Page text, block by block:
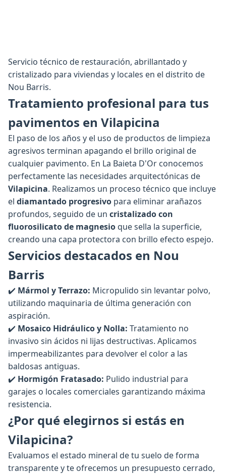
Servicio técnico de restauración, abrillantado y
cristalizado para viviendas y locales en el distrito de
Nou Barris.
Tratamiento profesional para tus
pavimentos en Vilapicina
El paso de los años y el uso de productos de limpieza
agresivos terminan apagando el brillo original de
cualquier pavimento. En La Baieta D'Or conocemos
perfectamente las necesidades arquitectónicas de
Vilapicina. Realizamos un proceso técnico que incluye
el diamantado progresivo para eliminar arañazos
profundos, seguido de un cristalizado con
fluorosilicato de magnesioque sella la superficie,
creando una capa protectora con brillo efecto espejo.
Servicios destacados en Nou
Barris
✔️ Mármol y Terrazo: Micropulido sin levantar polvo,
utilizando maquinaria de última generación con
aspiración.
✔️ Mosaico Hidráulico y Nolla: Tratamiento no
invasivo sin ácidos ni lijas destructivas. Aplicamos
impermeabilizantes para devolver el color a las
baldosas antiguas.
✔️ Hormigón Fratasado: Pulido industrial para
garajes o locales comerciales garantizando máxima
resistencia.
¿Por qué elegirnos si estás en
Vilapicina?
Evaluamos el estado mineral de tu suelo de forma
transparente y te ofrecemos un presupuesto cerrado,